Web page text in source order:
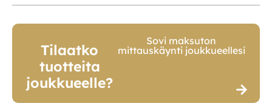
Tilaatko
tuotteita
joukkueelle?
Sovi maksuton
mittauskäynti joukkueellesi